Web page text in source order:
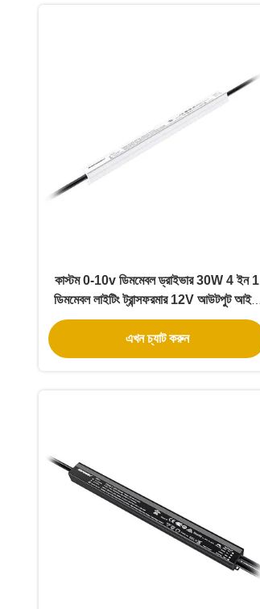
কাস্টম 0-10v ডিমমেবল ড্রাইভার 30W 4 ইন 1
ডিমমেবল লাইটিং ট্রান্সফরমার 12V আউটপুট আইপি
67
এখন চ্যাট করুন